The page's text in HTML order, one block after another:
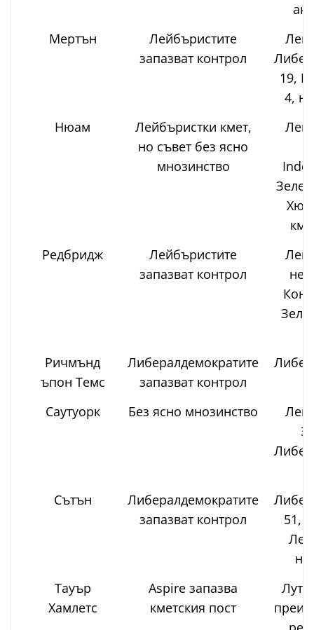
Мертън
Лейбъристите
запазват контрол
19,
4,
Нюам
Лейбъристки кмет,
но съвет без ясно
мнозинство
Редбридж
Лейбъристите
запазват контрол
Ричмънд
ъпон Темс
Либералдемократите
запазват контрол
Саутуорк Без ясно мнозинство
Сътън
Либералдемократите
запазват контрол
51,
Тауър
Хамлетс
Aspire запазва
кметския пост